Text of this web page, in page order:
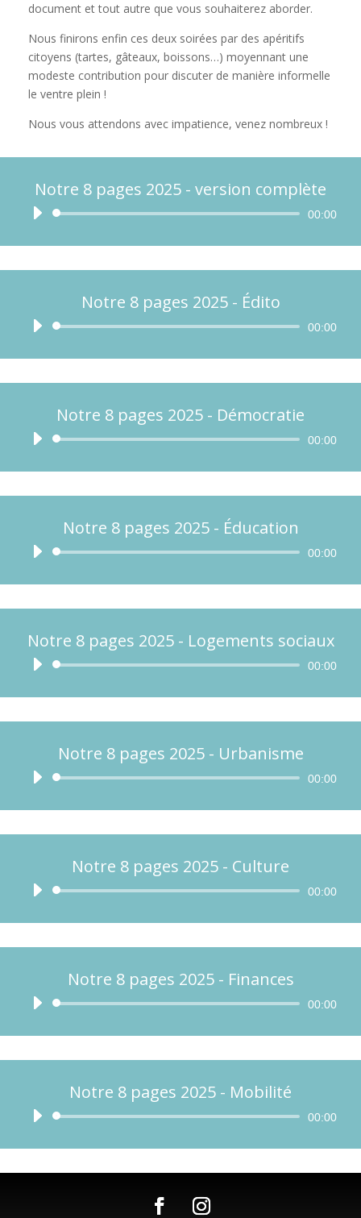
document et tout autre que vous souhaiterez aborder.
Nous finirons enfin ces deux soirées par des apéritifs
citoyens (tartes, gâteaux, boissons…) moyennant une
modeste contribution pour discuter de manière informelle
le ventre plein !
Nous vous attendons avec impatience, venez nombreux !
Notre 8 pages 2025 - version complète
Lecteur
00:00
Notre 8 pages 2025 - Édito
Lecteur
00:00
Notre 8 pages 2025 - Démocratie
Lecteur
00:00
Notre 8 pages 2025 - Éducation
Lecteur
00:00
Notre 8 pages 2025 - Logements sociaux
Lecteur
00:00
Notre 8 pages 2025 - Urbanisme
Lecteur
00:00
Notre 8 pages 2025 - Culture
Lecteur
00:00
Notre 8 pages 2025 - Finances
Lecteur
00:00
Notre 8 pages 2025 - Mobilité
Lecteur
00:00